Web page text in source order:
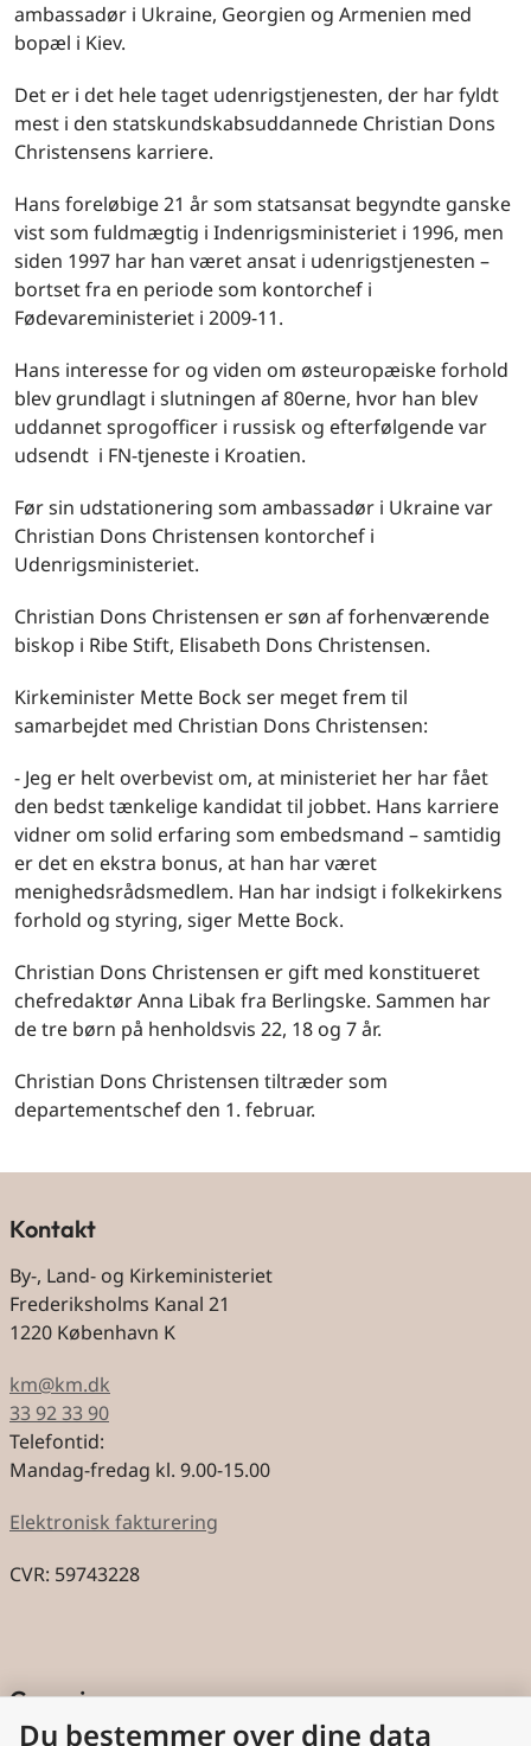
ambassadør i Ukraine, Georgien og Armenien med
bopæl i Kiev.
Det er i det hele taget udenrigstjenesten, der har fyldt
mest i den statskundskabsuddannede Christian Dons
Christensens karriere.
Hans foreløbige 21 år som statsansat begyndte ganske
vist som fuldmægtig i Indenrigsministeriet i 1996, men
siden 1997 har han været ansat i udenrigstjenesten –
bortset fra en periode som kontorchef i
Fødevareministeriet i 2009-11.
Hans interesse for og viden om østeuropæiske forhold
blev grundlagt i slutningen af 80erne, hvor han blev
uddannet sprogofficer i russisk og efterfølgende var
udsendt i FN-tjeneste i Kroatien.
Før sin udstationering som ambassadør i Ukraine var
Christian Dons Christensen kontorchef i
Udenrigsministeriet.
Christian Dons Christensen er søn af forhenværende
biskop i Ribe Stift, Elisabeth Dons Christensen.
Kirkeminister Mette Bock ser meget frem til
samarbejdet med Christian Dons Christensen:
- Jeg er helt overbevist om, at ministeriet her har fået
den bedst tænkelige kandidat til jobbet. Hans karriere
vidner om solid erfaring som embedsmand – samtidig
er det en ekstra bonus, at han har været
menighedsrådsmedlem. Han har indsigt i folkekirkens
forhold og styring, siger Mette Bock.
Christian Dons Christensen er gift med konstitueret
chefredaktør Anna Libak fra Berlingske. Sammen har
de tre børn på henholdsvis 22, 18 og 7 år.
Christian Dons Christensen tiltræder som
departementschef den 1. februar.
Kontakt
By-, Land- og Kirkeministeriet
Frederiksholms Kanal 21
1220 København K
km@km.dk
33 92 33 90
Telefontid:
Mandag-fredag kl. 9.00-15.00
Elektronisk fakturering
CVR: 59743228
Genveje
Du bestemmer over dine data